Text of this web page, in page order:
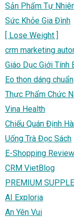
Sản Phẩm Tự
Sức Khỏe Gia Đình
[ Lose Weight ]
crm marketing
Giáo Dục Giới Tính
Eo thon dáng chuẩn
Thực Phẩm Chức
Vina Health
Chiếu Quán Định
Uống Trà Đọc Sách
E-Shopping Review
CRM VietBlog
PREMIUM
AI Exploria
An Yên Vui